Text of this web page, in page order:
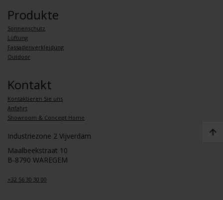
Produkte
Sonnenschutz
Lüftung
Fassadenverkleidung
Outdoor
Kontakt
Kontaktieren Sie uns
Anfahrt
Showroom & Concept Home
Industriezone 2 Vijverdam
Maalbeekstraat 10
B-8790 WAREGEM
+32 56 30 30 00